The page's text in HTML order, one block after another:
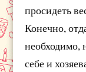
просидеть
Конечно,
необходимо,
себе и